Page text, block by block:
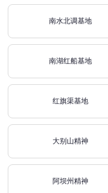
南水北调基地
南湖红船基地
红旗渠基地
大别山精神
阿坝州精神